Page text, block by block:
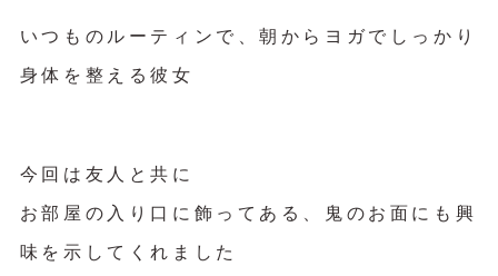
いつものルーティンで、朝からヨガでしっかり
身体を整える彼女
今回は友人と共に
お部屋の入り口に飾ってある、鬼のお面にも興
味を示してくれました